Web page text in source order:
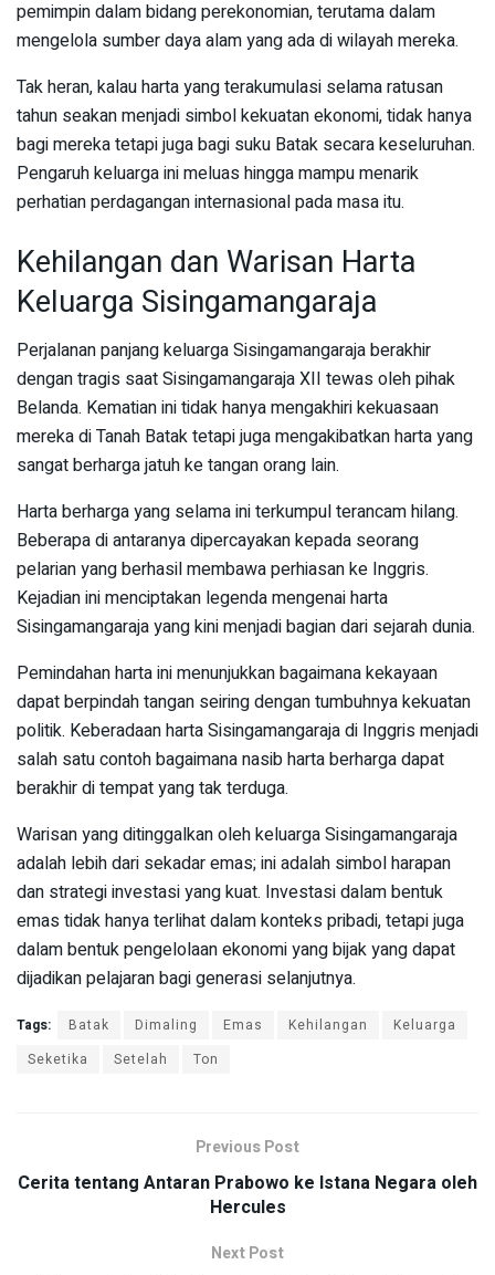
pemimpin dalam bidang perekonomian, terutama dalam
mengelola sumber daya alam yang ada di wilayah mereka.
Tak heran, kalau harta yang terakumulasi selama ratusan
tahun seakan menjadi simbol kekuatan ekonomi, tidak hanya
bagi mereka tetapi juga bagi suku Batak secara keseluruhan.
Pengaruh keluarga ini meluas hingga mampu menarik
perhatian perdagangan internasional pada masa itu.
Kehilangan dan Warisan Harta
Keluarga Sisingamangaraja
Perjalanan panjang keluarga Sisingamangaraja berakhir
dengan tragis saat Sisingamangaraja XII tewas oleh pihak
Belanda. Kematian ini tidak hanya mengakhiri kekuasaan
mereka di Tanah Batak tetapi juga mengakibatkan harta yang
sangat berharga jatuh ke tangan orang lain.
Harta berharga yang selama ini terkumpul terancam hilang.
Beberapa di antaranya dipercayakan kepada seorang
pelarian yang berhasil membawa perhiasan ke Inggris.
Kejadian ini menciptakan legenda mengenai harta
Sisingamangaraja yang kini menjadi bagian dari sejarah dunia.
Pemindahan harta ini menunjukkan bagaimana kekayaan
dapat berpindah tangan seiring dengan tumbuhnya kekuatan
politik. Keberadaan harta Sisingamangaraja di Inggris menjadi
salah satu contoh bagaimana nasib harta berharga dapat
berakhir di tempat yang tak terduga.
Warisan yang ditinggalkan oleh keluarga Sisingamangaraja
adalah lebih dari sekadar emas; ini adalah simbol harapan
dan strategi investasi yang kuat. Investasi dalam bentuk
emas tidak hanya terlihat dalam konteks pribadi, tetapi juga
dalam bentuk pengelolaan ekonomi yang bijak yang dapat
dijadikan pelajaran bagi generasi selanjutnya.
Tags: Batak Dimaling Emas Kehilangan
Keluarga
Seketika
Setelah Ton
Previous Post
Cerita tentang Antaran Prabowo ke Istana Negara oleh
Hercules
Next Post